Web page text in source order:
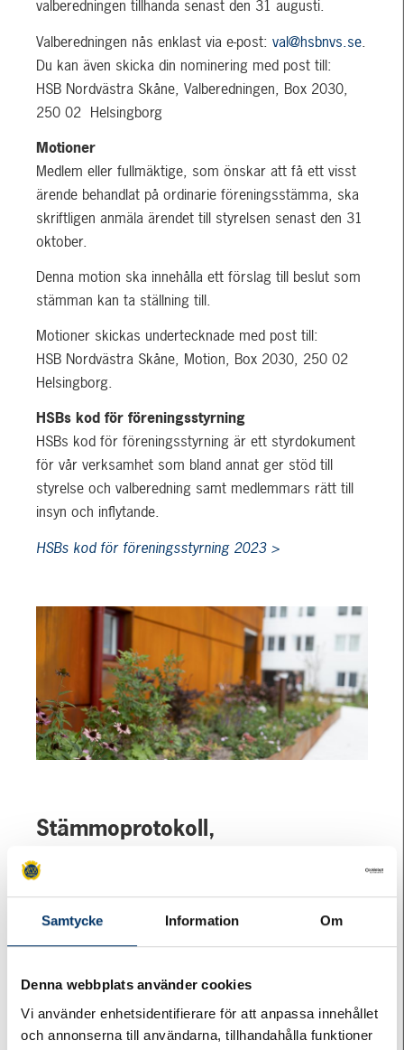
Samtycke Information Om
Denna webbplats använder cookies
Vi använder enhetsidentifierare för att anpassa innehållet
och annonserna till användarna, tillhandahålla funktioner
valberedningen tillhanda senast den 31 augusti.
Valberedningen nås enklast via e-post: val@hsbnvs.se.
Du kan även skicka din nominering med post till:
HSB Nordvästra Skåne, Valberedningen, Box 2030,
250 02 Helsingborg
Motioner
Medlem eller fullmäktige, som önskar att få ett visst
ärende behandlat på ordinarie föreningsstämma, ska
skriftligen anmäla ärendet till styrelsen senast den 31
oktober.
Denna motion ska innehålla ett förslag till beslut som
stämman kan ta ställning till.
Motioner skickas undertecknade med post till:
HSB Nordvästra Skåne, Motion, Box 2030, 250 02
Helsingborg.
HSBs kod för föreningsstyrning
HSBs kod för föreningsstyrning är ett styrdokument
för vår verksamhet som bland annat ger stöd till
styrelse och valberedning samt medlemmars rätt till
insyn och inflytande.
HSBs kod för föreningsstyrning 2023 >
Stämmoprotokoll,
valberedningens instruktion och
årsredovisning
2025
Fastställd instruktion för valberedning och
föreningsgranskare 2025